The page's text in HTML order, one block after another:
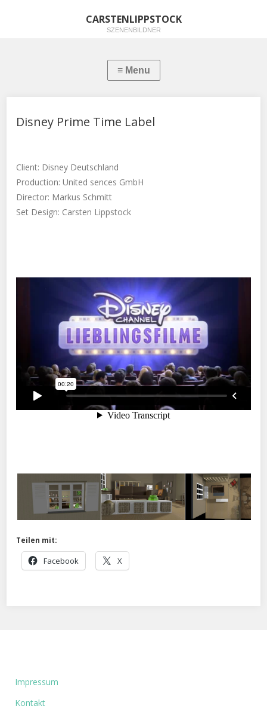
CARSTENLIPPSTOCK
SZENENBILDNER
Disney Prime Time Label
Client: Disney Deutschland
Production: United sences GmbH
Director: Markus Schmitt
Set Design: Carsten Lippstock
Teilen mit:
Facebook X
Impressum
Kontakt